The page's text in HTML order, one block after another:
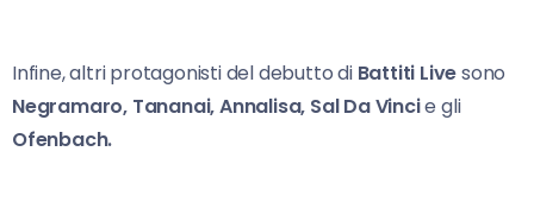
Infine, altri protagonisti del debutto di Battiti Livesono
Negramaro, Tananai, Annalisa, Sal Da Vincie gli
Ofenbach.